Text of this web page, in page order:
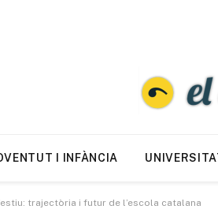
I INFÀNCIA
trajectòria i futur de l’escola catalana